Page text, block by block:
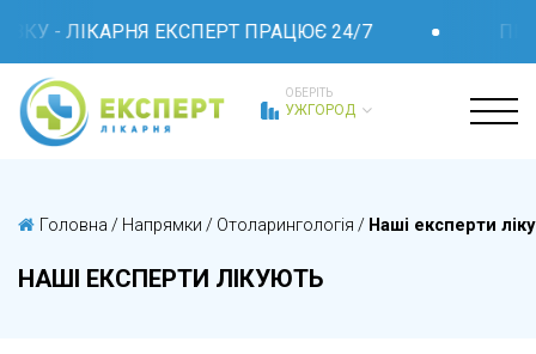
- ЛІКАРНЯ ЕКСПЕРТ ПРАЦЮЄ 24/7
ОБЕРІТЬ
УЖГОРОД
Головна / Напрямки / Отоларингологія / Наші експерти
НАШІ ЕКСПЕРТИ ЛІКУЮТЬ